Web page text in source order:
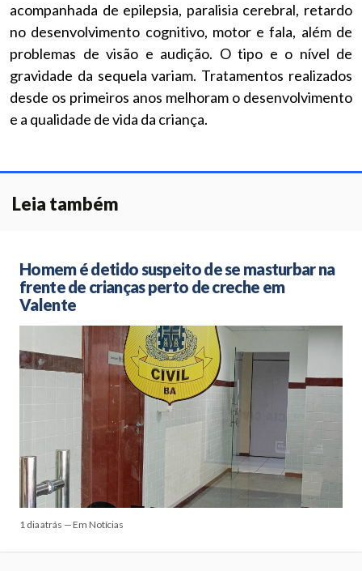
acompanhada de epilepsia, paralisia cerebral, retardo
no desenvolvimento cognitivo, motor e fala, além de
problemas de visão e audição. O tipo e o nível de
gravidade da sequela variam. Tratamentos realizados
desde os primeiros anos melhoram o desenvolvimento
e a qualidade de vida da criança.
Leia também
Homem é detido suspeito de se masturbar na
frente de crianças perto de creche em
Valente
1 dia atrás — Em Notícias